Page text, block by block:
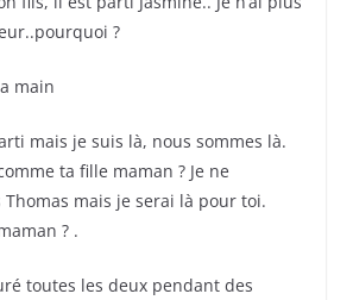
?
main
mais je suis là, nous sommes là.
ta fille maman ? Je ne
mais je serai là pour toi.
? .
toutes les deux pendant des